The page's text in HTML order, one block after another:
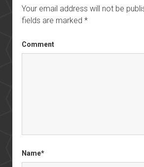
Your email address will not be
fields are marked *
Comment
Name*